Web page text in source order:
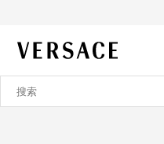
VERSACE | 主页